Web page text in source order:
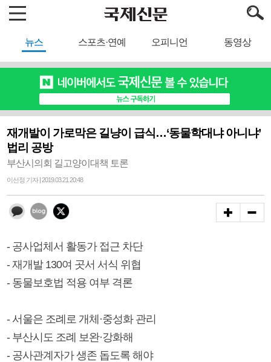
뉴스 스포츠·연예 오피니언 동영상
재개발이 가로막은 길냥이 급식…‘동물학대냐 아니냐’
법리 공방
부산시의회 길고양이대책 토론
이선정 기자 | 2019.03.21 20:48
- 공사업체서 활동가 접근 차단
- 재개발 130여 곳서 서식 위협
- 동물보호법 적용 여부 격론
- 서울은 조례로 개체·중성화 관리
- 부산시도 조례 보완·강화해
- 공사관계자가 생존 돕도록 해야